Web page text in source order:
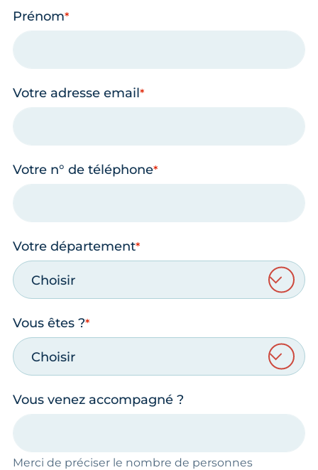
Prénom
Votre adresse email
Votre n° de téléphone
Votre département
Choisir
Vous êtes ?
Choisir
Vous venez accompagné ?
Merci de préciser le nombre de personnes